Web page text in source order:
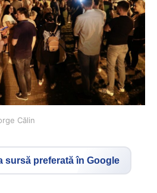
Călin
sursă preferată în Google